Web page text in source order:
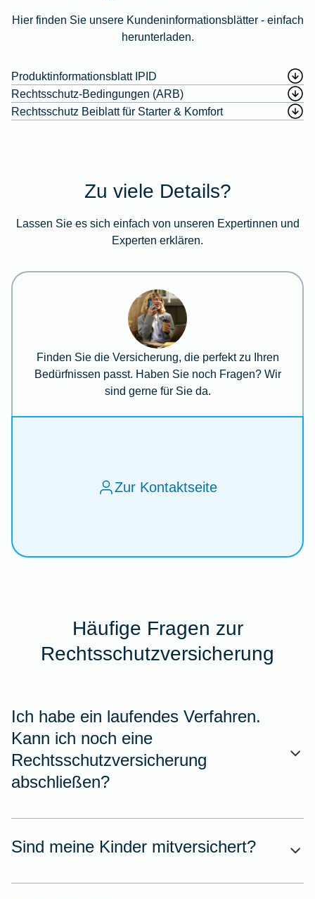
Hier finden Sie unsere Kundeninformationsblätter - einfach
herunterladen.
Produktinformationsblatt IPID
Rechtsschutz-Bedingungen (ARB)
Rechtsschutz Beiblatt für Starter & Komfort
Zu viele Details?
Lassen Sie es sich einfach von unseren Expertinnen und
Experten erklären.
Finden Sie die Versicherung, die perfekt zu Ihren
Bedürfnissen passt. Haben Sie noch Fragen? Wir
sind gerne für Sie da.
Zur Kontaktseite
Häufige Fragen zur
Rechtsschutzversicherung
Ich habe ein laufendes Verfahren.
Kann ich noch eine
Rechtsschutzversicherung
abschließen?
Sind meine Kinder mitversichert?